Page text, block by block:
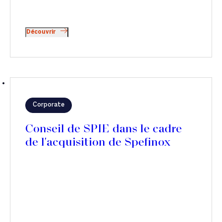
Découvrir
Corporate
Conseil de SPIE dans le cadre
de l'acquisition de Spefinox